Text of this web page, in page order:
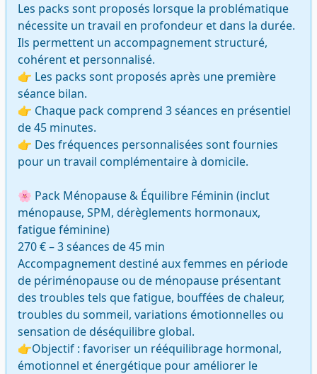
Les packs sont proposés lorsque la problématique
nécessite un travail en profondeur et dans la durée.
Ils permettent un accompagnement structuré,
cohérent et personnalisé.
👉 Les packs sont proposés après une première
séance bilan.
👉 Chaque pack comprend 3 séances en présentiel
de 45 minutes.
👉 Des fréquences personnalisées sont fournies
pour un travail complémentaire à domicile.
🌸 Pack Ménopause & Équilibre Féminin (inclut
ménopause, SPM, dérèglements hormonaux,
fatigue féminine)
270 € – 3 séances de 45 min
Accompagnement destiné aux femmes en période
de périménopause ou de ménopause présentant
des troubles tels que fatigue, bouffées de chaleur,
troubles du sommeil, variations émotionnelles ou
sensation de déséquilibre global.
👉Objectif : favoriser un rééquilibrage hormonal,
émotionnel et énergétique pour améliorer le